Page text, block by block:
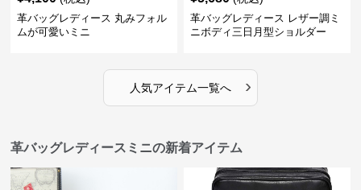
革バッグレディース 丸みフォル
ムが可愛いミニ
革バッグレディース レザー調ミ
ニボディ三日月型ショルダー
人気アイテム一覧へ ›
革バッグレディースミニの新着アイテム